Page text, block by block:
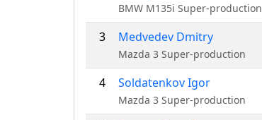
BMW M135i Super-production
3 Medvedev Dmitry
Mazda 3 Super-production
4 Soldatenkov Igor
Mazda 3 Super-production